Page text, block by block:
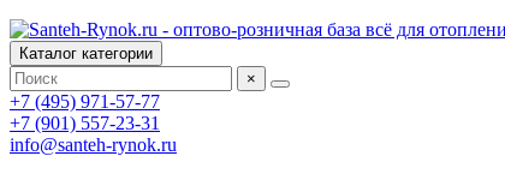
Каталог категории
×
+7 (495) 971-57-77
+7 (901) 557-23-31
info@santeh-rynok.ru